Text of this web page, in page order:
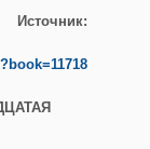
Источник: